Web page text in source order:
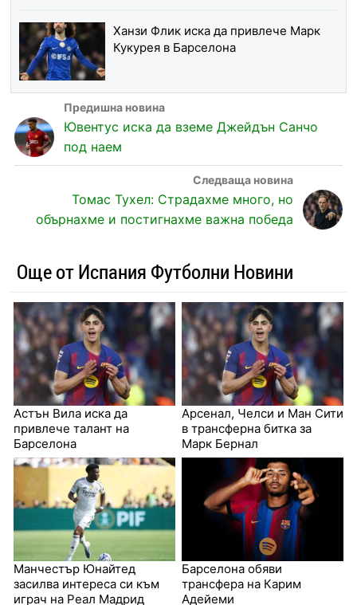
Ханзи Флик иска да привлече Марк
Кукурея в Барселона
Ювентус иска да вземе Джейдън Санчо
под наем
Томас Тухел: Страдахме много, но
обърнахме и постигнахме важна победа
Още от Испания Футболни Новини
Астън Вила иска да
привлече талант на
Барселона
Арсенал, Челси и Ман Сити
в трансферна битка за
Марк Бернал
Манчестър Юнайтед
засилва интереса си към
играч на Реал Мадрид
Барселона обяви
трансфера на Карим
Адейеми